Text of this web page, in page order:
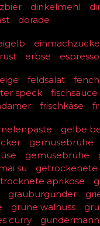
dinkelmehl
dorade
erbse espresso
feldsalat
speck fischsauce
frischkäse
gelbe
gemusebrühe
gemüsebrühe
su
getrockenete
aprikose
grauburgunder
grüne walnuss
curry
gundermann